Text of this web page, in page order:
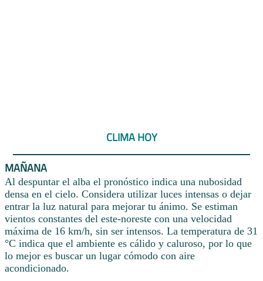
CLIMA HOY
MAÑANA
Al despuntar el alba el pronóstico indica una nubosidad
densa en el cielo. Considera utilizar luces intensas o dejar
entrar la luz natural para mejorar tu ánimo. Se estiman
vientos constantes del este-noreste con una velocidad
máxima de 16 km/h, sin ser intensos. La temperatura de 31
°C indica que el ambiente es cálido y caluroso, por lo que
lo mejor es buscar un lugar cómodo con aire
acondicionado.